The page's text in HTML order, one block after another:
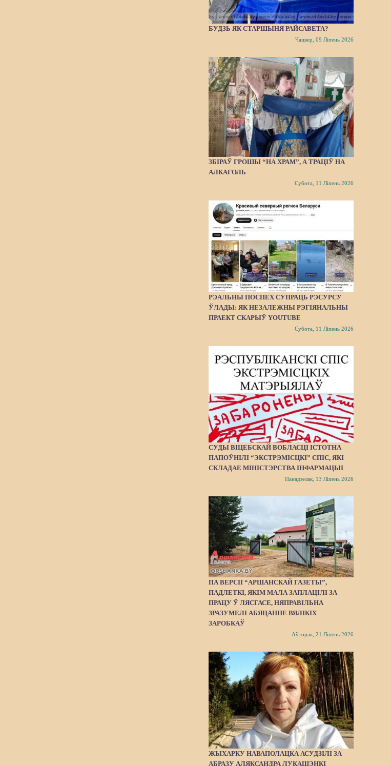
БУДЗЬ ЯК СТАРШЫНЯ РАЙСАВЕТА?
Чацвер, 09 Ліпень 2026
ЗБІРАЎ ГРОШЫ “НА ХРАМ”, А ТРАЦІЎ НА
АЛКАГОЛЬ
Субота, 11 Ліпень 2026
РЭАЛЬНЫ ПОСПЕХ СУПРАЦЬ РЭСУРСУ
ЎЛАДЫ: ЯК НЕЗАЛЕЖНЫ РЭГІЯНАЛЬНЫ
ПРАЕКТ СКАРЫЎ YOUTUBE
Субота, 11 Ліпень 2026
СУДЫ ВІЦЕБСКАЙ ВОБЛАСЦІ ІСТОТНА
ПАПОЎНІЛІ “ЭКСТРЭМІСЦКІ” СПІС, ЯКІ
СКЛАДАЕ МІНІСТЭРСТВА ІНФАРМАЦЫІ
Панядзелак, 13 Ліпень 2026
ПА ВЕРСІІ “АРШАНСКАЙ ГАЗЕТЫ”,
ПАДЛЕТКІ, ЯКІМ МАЛА ЗАПЛАЦІЛІ ЗА
ПРАЦУ Ў ЛЯСГАСЕ, НЯПРАВІЛЬНА
ЗРАЗУМЕЛІ АБЯЦАННЕ ВЯЛІКІХ
ЗАРОБКАЎ
Аўторак, 21 Ліпень 2026
ЖЫХАРКУ НАВАПОЛАЦКА АСУДЗІЛІ ЗА
АБРАЗУ АЛЯКСАНДРА ЛУКАШЭНКІ